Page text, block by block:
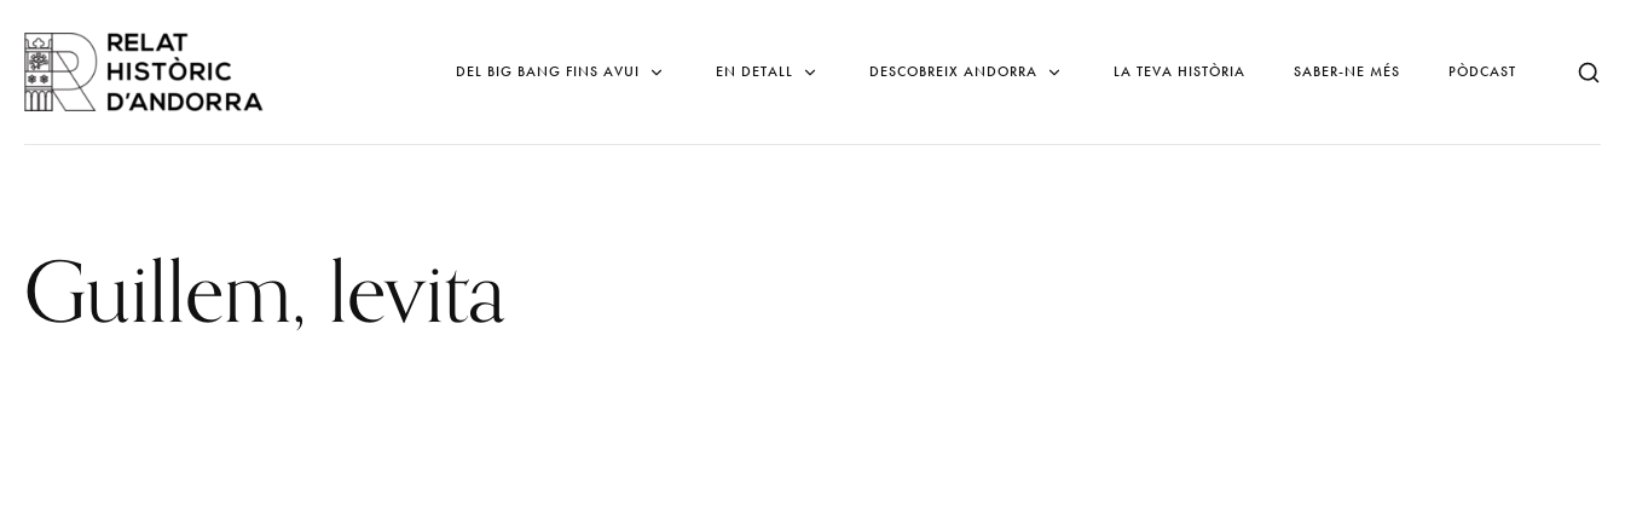
DEL BIG BANG FINS AVUI EN DETALL DESCOBREIX ANDORRA LA TEVA HISTÒRIA SABER-NE MÉS PÒDCAST
Guillem, levita